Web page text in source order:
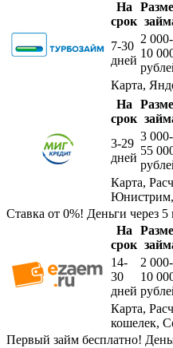
На
срок
7-30
дней
2 000-
10
Карта,
На
срок
3-29
дней
3 000-
55
Карта,
Ставка от 0%! Деньги через
На
срок
14-
30
дней
2 000-
10
Карта,
кошелек,
Первый займ бесплатно!